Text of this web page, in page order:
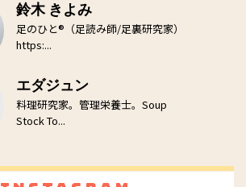
鈴木 きよみ
足のひと®（足読み師/足裏研究家）
https:...
エダジュン
料理研究家。管理栄養士。Soup
Stock To...